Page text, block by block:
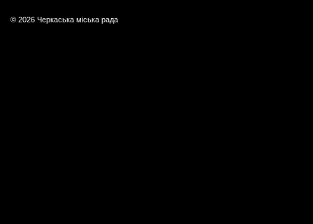
© 2026 Черкаська міська рада